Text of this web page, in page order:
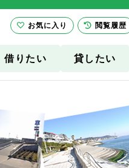
借りたい 貸したい
お気に入り 閲覧履歴